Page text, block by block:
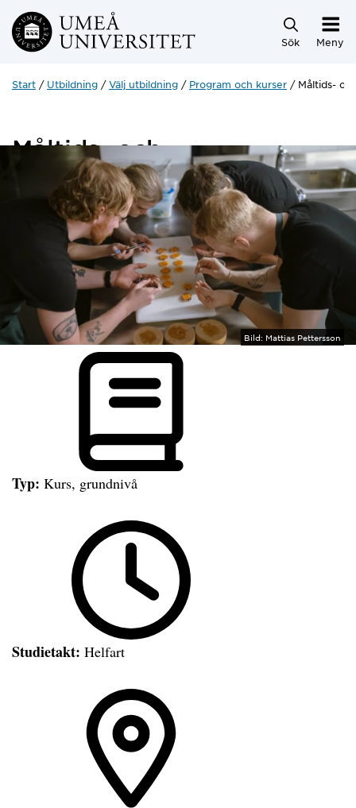
Hoppa direkt till innehållet
Sök Meny
Start Utbildning Välj utbildning Program och kurser Måltids-
Måltids- och
restaurangvetenskap 115 hp
Bild: Mattias Pettersson
Typ: Kurs, grundnivå
Studietakt: Helfart